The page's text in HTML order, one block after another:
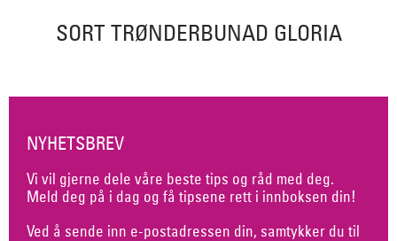
SORT TRØNDERBUNAD GLORIA
NYHETSBREV
Vi vil gjerne dele våre beste tips og råd med deg.
Meld deg på i dag og få tipsene rett i innboksen din!
Ved å sende inn e-postadressen din, samtykker du til